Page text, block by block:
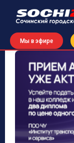
Мы в эфире